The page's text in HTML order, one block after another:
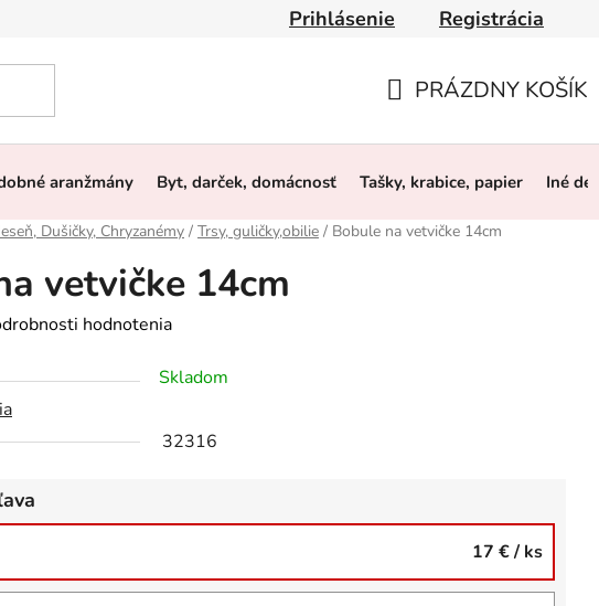
Obchodné podmienky Ochrana osobných údajov
Prihlásenie Registrácia
KOŠÍK
PRÁZDNY KOŠÍK
aranžmány Byt, darček, domácnosť Tašky, krabice, papier Iné
Dušičky, Chryzanémy / Trsy, guličky,obilie / Bobule na vetvičke 14cm
vetvičke 14cm
hodnotenia
Skladom
32316
17 €/ ks